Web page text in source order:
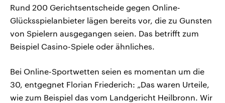
Rund 200 Gerichtsentscheide gegen Online-
Glücksspielanbieter lägen bereits vor, die zu Gunsten
von Spielern ausgegangen seien. Das betrifft zum
Beispiel Casino-Spiele oder ähnliches.
Bei Online-Sportwetten seien es momentan um die
30, entgegnet Florian Friederich: „Das waren Urteile,
wie zum Beispiel das vom Landgericht Heilbronn. Wir